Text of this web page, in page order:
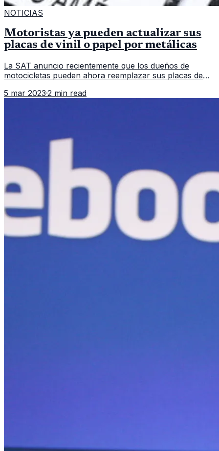
NOTICIAS
Motoristas ya pueden actualizar sus
placas de vinil o papel por metálicas
La SAT anuncio recientemente que los dueños de
motocicletas pueden ahora reemplazar sus placas de
de Administración Tributa
5 mar 2023·2 min read